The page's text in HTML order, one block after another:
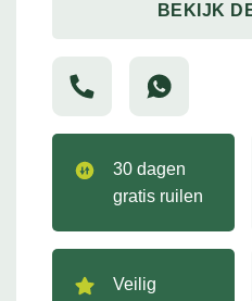
BEKIJK
30 dagen
gratis ruilen
Veilig